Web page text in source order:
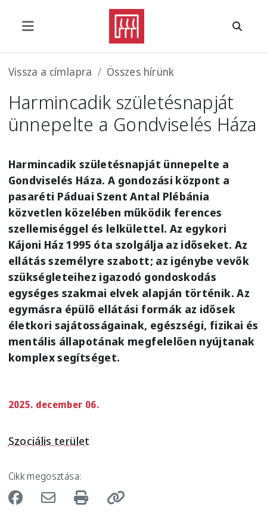
Morzsa
Vissza a címlapra Összes hírünk
Harmincadik születésnapját
ünnepelte a Gondviselés Háza
Harmincadik születésnapját ünnepelte a
Gondviselés Háza. A gondozási központ a
pasaréti Páduai Szent Antal Plébánia
közvetlen közelében működik ferences
szellemiséggel és lelkülettel. Az egykori
Kájoni Ház 1995 óta szolgálja az időseket. Az
ellátás személyre szabott; az igénybe vevők
szükségleteihez igazodó gondoskodás
egységes szakmai elvek alapján történik. Az
egymásra épülő ellátási formák az idősek
életkori sajátosságainak, egészségi, fizikai és
mentális állapotának megfelelően nyújtanak
komplex segítséget.
2025. december 06.
Szociális terület
Cikk megosztása: